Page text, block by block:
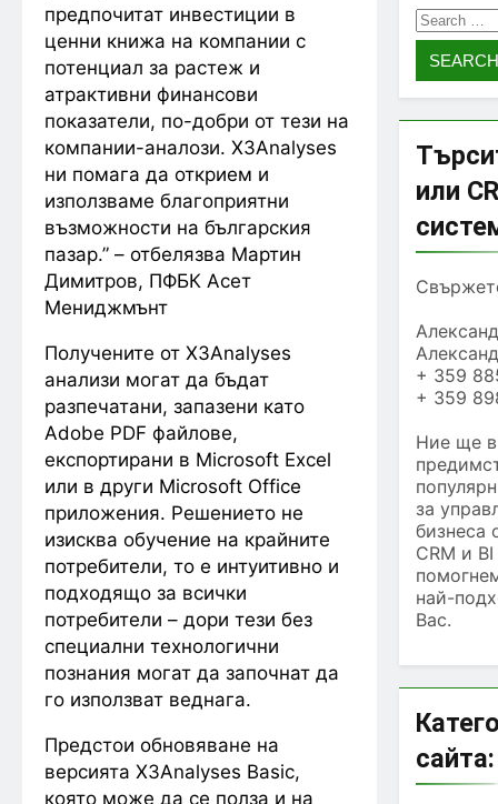
предпочитат инвестиции в
ценни книжа на компании с
потенциал за растеж и
атрактивни финансови
показатели, по-добри от тези на
компании-аналози. X3Analyses
ни помага да открием и
използваме благоприятни
възможности на българския
пазар.” – отбелязва Мартин
Димитров, ПФБК Асет
Мениджмънт
Получените от X3Analyses
анализи могат да бъдат
разпечатани, запазени като
Adobe PDF файлове,
експортирани в Microsoft Excel
или в други Microsoft Office
приложения. Решението не
изисква обучение на крайните
потребители, то е интуитивно и
подходящо за всички
потребители – дори тези без
специални технологични
познания могат да започнат да
го използват веднага.
Предстои обновяване на
версията X3Analyses Basic,
която може да се полза и на
Search
for:
или
+ 359
+ 359
Ние ще
за
бизнеса
CRM и
най-
Вас.
сайта: